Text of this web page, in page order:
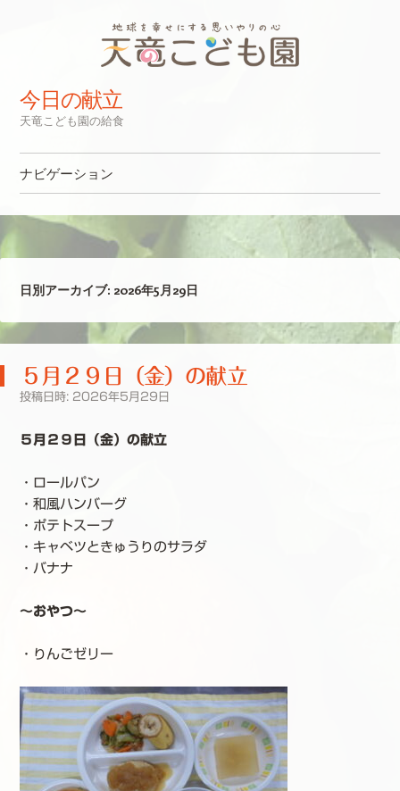
今日の献立
天竜こども園の給食
ナビゲーション
日別アーカイブ: 2026年5月29日
５月２９日（金）の献立
投稿日時: 2026年5月29日
５月２９日（金）の献立
・ロールパン
・和風ハンバーグ
・ポテトスープ
・キャベツときゅうりのサラダ
・バナナ
～おやつ～
・りんごゼリー